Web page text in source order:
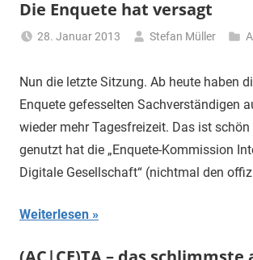
Die Enquete hat versagt
28. Januar 2013 Stefan Müller
Nun die letzte Sitzung. Ab heute haben
Enquete gefesselten Sachverständigen
wieder mehr Tagesfreizeit. Das ist schön
genutzt hat die „Enquete-Kommission
Digitale Gesellschaft“ (nichtmal den
Weiterlesen